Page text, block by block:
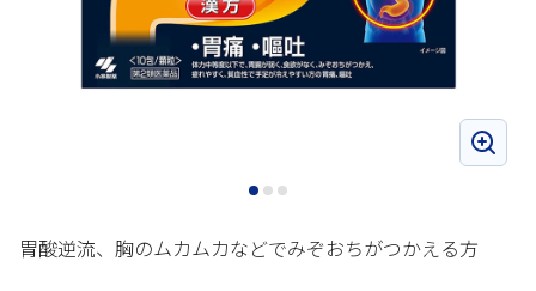
胃酸逆流、胸のムカムカなどでみぞおちがつかえる方